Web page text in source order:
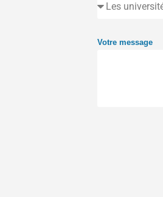
Votre message